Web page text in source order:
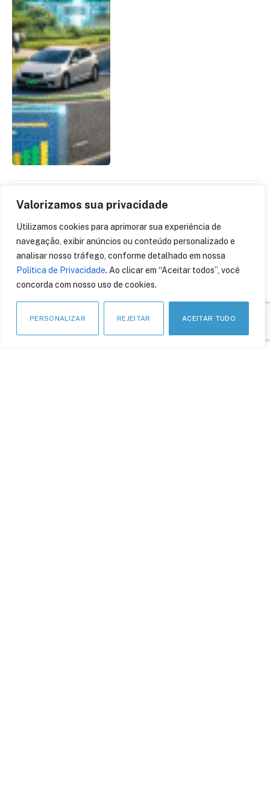
Valorizamos sua privacidade
Utilizamos cookies para aprimorar sua experiência de
navegação, exibir anúncios ou conteúdo personalizado e
analisar nosso tráfego, conforme detalhado em nossa
Política de Privacidade. Ao clicar em “Aceitar todos”, você
concorda com nosso uso de cookies.
PERSONALIZAR REJEITAR ACEITAR TUDO
IoT é a infraestrutura
crítica que sustenta a
transformação digital
21 de abril de 2026